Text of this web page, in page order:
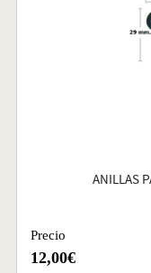
ANILLAS
Precio
12,00€